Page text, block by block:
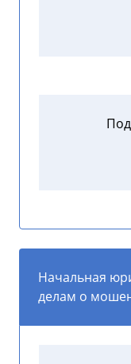
Начальная
делам о